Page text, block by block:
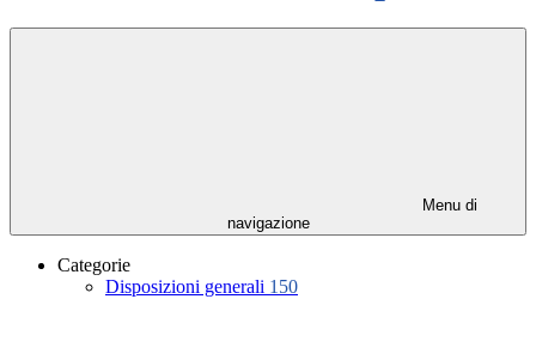
Menu di
navigazione
Categorie
Disposizioni generali 150